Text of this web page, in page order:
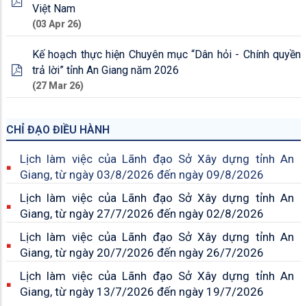
Việt Nam
(03 Apr 26)
Kế hoạch thực hiện Chuyên mục “Dân hỏi - Chính quyền
trả lời” tỉnh An Giang năm 2026
(27 Mar 26)
CHỈ ĐẠO ĐIỀU HÀNH
Lịch làm việc của Lãnh đạo Sở Xây dựng tỉnh An
Giang, từ ngày 03/8/2026 đến ngày 09/8/2026
Lịch làm việc của Lãnh đạo Sở Xây dựng tỉnh An
Giang, từ ngày 27/7/2026 đến ngày 02/8/2026
Lịch làm việc của Lãnh đạo Sở Xây dựng tỉnh An
Giang, từ ngày 20/7/2026 đến ngày 26/7/2026
Lịch làm việc của Lãnh đạo Sở Xây dựng tỉnh An
Giang, từ ngày 13/7/2026 đến ngày 19/7/2026